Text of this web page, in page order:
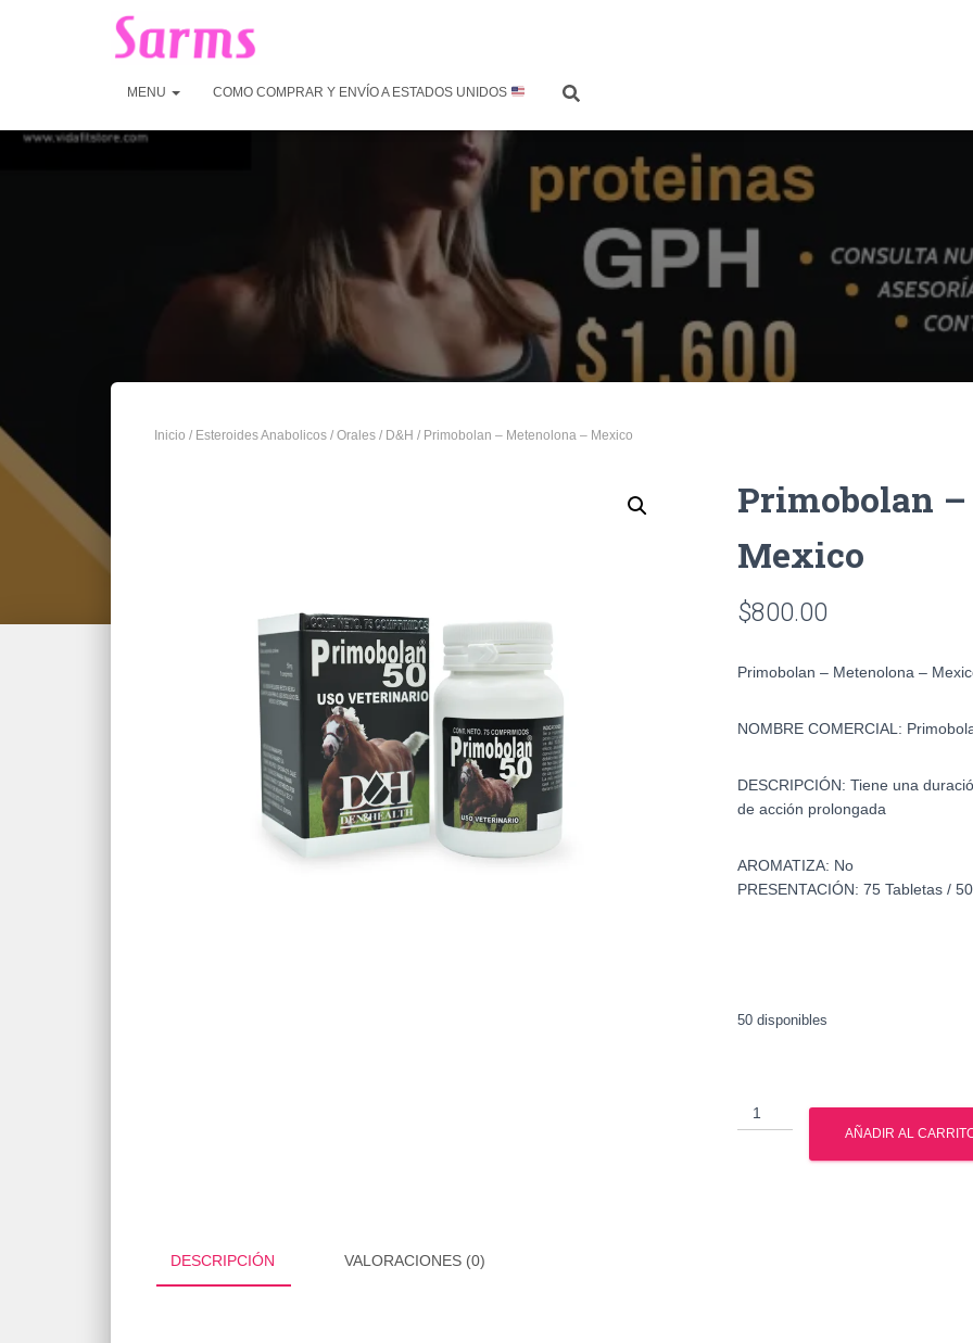
MENU COMO COMPRAR Y ENVÍO A ESTADOS UNIDOS
Inicio / Esteroides Anabolicos / Orales / D&H / Primobolan – Metenolona – Mexico
Primobolan
Mexico
$800.00
Primobolan – Metenolona –
NOMBRE COMERCIAL:
DESCRIPCIÓN: Tiene una
de acción prolongada
AROMATIZA: No
PRESENTACIÓN: 75 Tabletas /
50 disponibles
Primobolan
-
Metenolona
AÑADIR AL
DESCRIPCIÓN VALORACIONES (0)